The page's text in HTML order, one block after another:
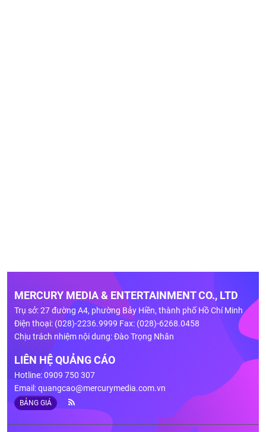
MERCURY MEDIA & ENTERTAINMENT CO., LTD
Trụ sở: 27 đường A4, phường Bảy Hiền, thành phố Hồ Chí Minh
Điện thoại: (028)-2236.9999 Fax: (028)-6268.0458
Chịu trách nhiệm nội dung: Đào Trọng Nhân
LIÊN HỆ QUẢNG CÁO
Hotline: 0909 750 307
Email:quangcao@mercurymedia.com.vn
BẢNG GIÁ